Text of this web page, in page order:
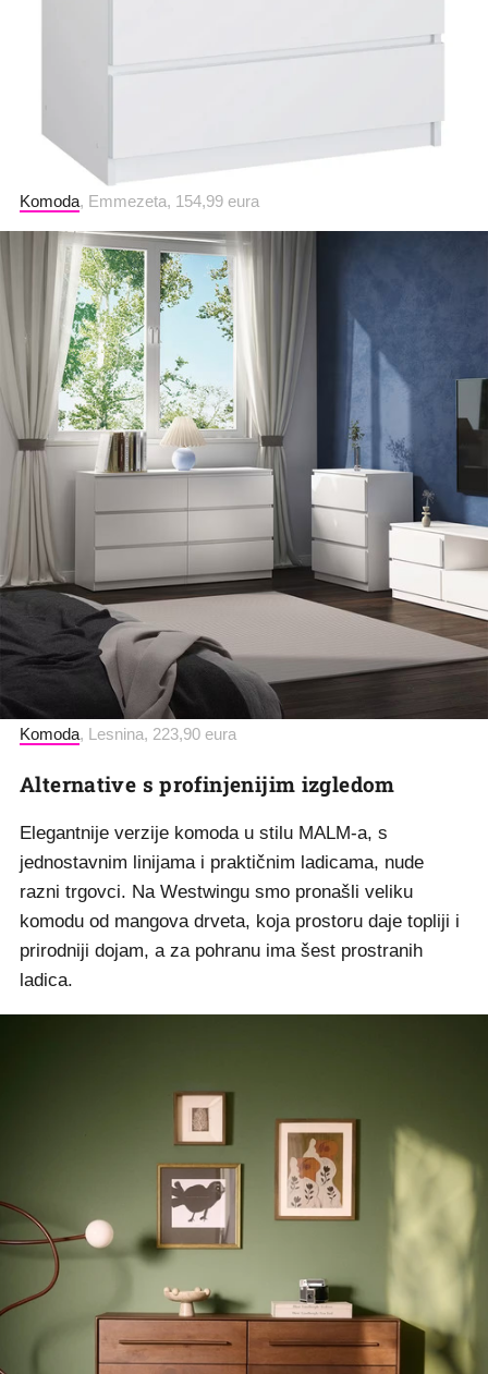
Komoda, Emmezeta, 154,99 eura
Komoda, Lesnina, 223,90 eura
Alternative s profinjenijim izgledom
Elegantnije verzije komoda u stilu MALM-a, s
jednostavnim linijama i praktičnim ladicama, nude
razni trgovci. Na Westwingu smo pronašli veliku
komodu od mangova drveta, koja prostoru daje topliji i
prirodniji dojam, a za pohranu ima šest prostranih
ladica.